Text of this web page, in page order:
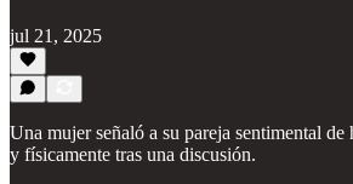
jul 21, 2025
Una mujer señaló a su pareja sentimental de
y físicamente tras una discusión.